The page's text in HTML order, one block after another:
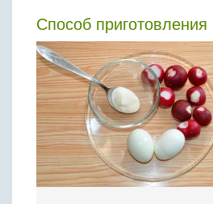
Способ приготовления